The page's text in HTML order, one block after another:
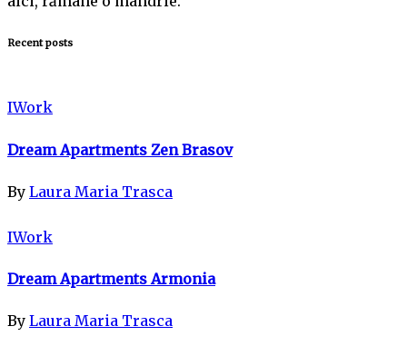
Recent posts
IWork
Dream Apartments Zen Brasov
By Laura Maria Trasca
IWork
Dream Apartments Armonia
By Laura Maria Trasca